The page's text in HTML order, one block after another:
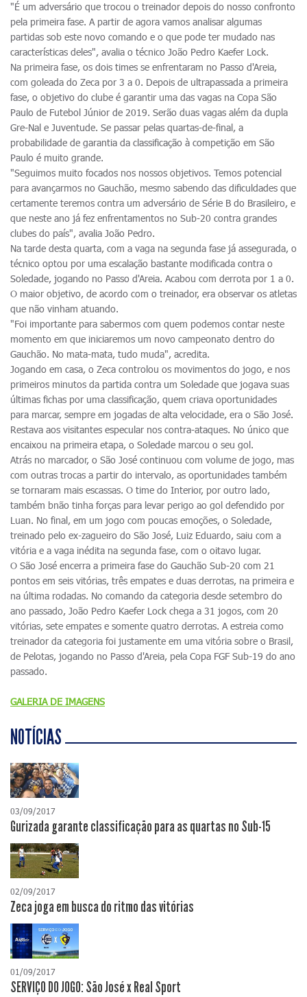
"É um adversário que trocou o treinador depois do nosso confronto
pela primeira fase. A partir de agora vamos analisar algumas
partidas sob este novo comando e o que pode ter mudado nas
características deles", avalia o técnico João Pedro Kaefer Lock.
Na primeira fase, os dois times se enfrentaram no Passo d'Areia,
com goleada do Zeca por 3 a 0. Depois de ultrapassada a primeira
fase, o objetivo do clube é garantir uma das vagas na Copa São
Paulo de Futebol Júnior de 2019. Serão duas vagas além da dupla
Gre-Nal e Juventude. Se passar pelas quartas-de-final, a
probabilidade de garantia da classificação à competição em São
Paulo é muito grande.
"Seguimos muito focados nos nossos objetivos. Temos potencial
para avançarmos no Gauchão, mesmo sabendo das dificuldades que
certamente teremos contra um adversário de Série B do Brasileiro, e
que neste ano já fez enfrentamentos no Sub-20 contra grandes
clubes do país", avalia João Pedro.
Na tarde desta quarta, com a vaga na segunda fase já assegurada, o
técnico optou por uma escalação bastante modificada contra o
Soledade, jogando no Passo d'Areia. Acabou com derrota por 1 a 0.
O maior objetivo, de acordo com o treinador, era observar os atletas
que não vinham atuando.
"Foi importante para sabermos com quem podemos contar neste
momento em que iniciaremos um novo campeonato dentro do
Gauchão. No mata-mata, tudo muda", acredita.
Jogando em casa, o Zeca controlou os movimentos do jogo, e nos
primeiros minutos da partida contra um Soledade que jogava suas
últimas fichas por uma classificação, quem criava oportunidades
para marcar, sempre em jogadas de alta velocidade, era o São José.
Restava aos visitantes especular nos contra-ataques. No único que
encaixou na primeira etapa, o Soledade marcou o seu gol.
Atrás no marcador, o São José continuou com volume de jogo, mas
com outras trocas a partir do intervalo, as oportunidades também
se tornaram mais escassas. O time do Interior, por outro lado,
também bnão tinha forças para levar perigo ao gol defendido por
Luan. No final, em um jogo com poucas emoções, o Soledade,
treinado pelo ex-zagueiro do São José, Luiz Eduardo, saiu com a
vitória e a vaga inédita na segunda fase, com o oitavo lugar.
O São José encerra a primeira fase do Gauchão Sub-20 com 21
pontos em seis vitórias, três empates e duas derrotas, na primeira e
na última rodadas. No comando da categoria desde setembro do
ano passado, João Pedro Kaefer Lock chega a 31 jogos, com 20
vitórias, sete empates e somente quatro derrotas. A estreia como
treinador da categoria foi justamente em uma vitória sobre o Brasil,
de Pelotas, jogando no Passo d'Areia, pela Copa FGF Sub-19 do ano
passado.
GALERIA DE IMAGENS
NOTÍCIAS
03/09/2017
Gurizada garante classificação para as quartas no Sub-15
02/09/2017
Zeca joga em busca do ritmo das vitórias
01/09/2017
SERVIÇO DO JOGO: São José x Real Sport